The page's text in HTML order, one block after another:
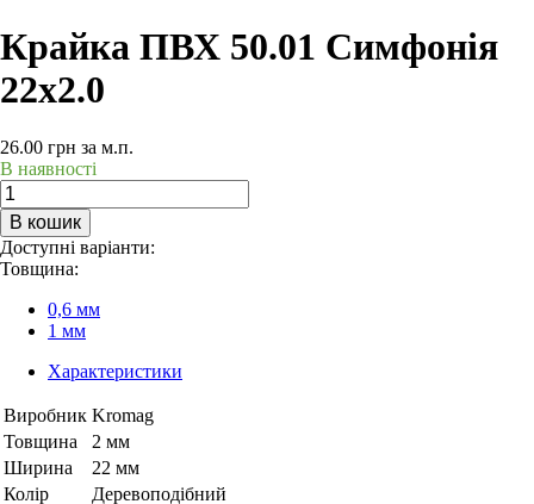
Крайка ПВХ 50.01 Симфонія
22х2.0
26.00 грн за м.п.
В наявності
В кошик
Доступні варіанти:
Товщина:
0,6 мм
1 мм
Характеристики
Виробник Kromag
Товщина
2 мм
Ширина
22 мм
Колір
Деревоподібний